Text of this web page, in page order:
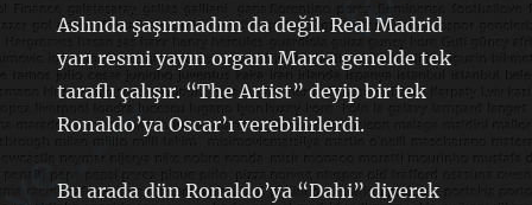
Aslında şaşırmadım da değil. Real Madrid
yarı resmi yayın organı Marca genelde tek
taraflı çalışır. “The Artist” deyip bir tek
Ronaldo’ya Oscar’ı verebilirlerdi.
Bu arada dün Ronaldo’ya “Dahi” diyerek